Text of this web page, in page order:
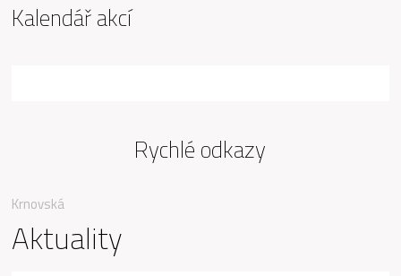
Krnovská
Aktuality
Kalendář akcí
Rychlé odkazy